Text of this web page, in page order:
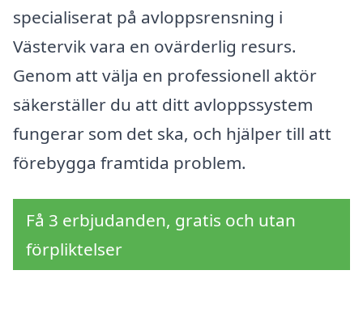
specialiserat på avloppsrensning i
Västervik vara en ovärderlig resurs.
Genom att välja en professionell aktör
säkerställer du att ditt avloppssystem
fungerar som det ska, och hjälper till att
förebygga framtida problem.
Få 3 erbjudanden, gratis och utan
förpliktelser